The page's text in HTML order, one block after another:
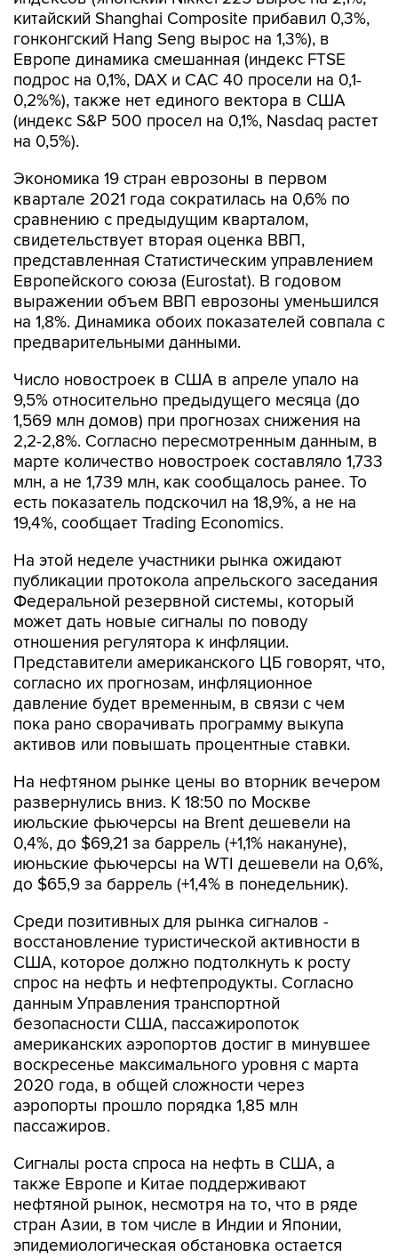
китайский Shanghai Composite прибавил 0,3%,
гонконгский Hang Seng вырос на 1,3%), в
Европе динамика смешанная (индекс FTSE
подрос на 0,1%, DAX и CAC 40 просели на 0,1-
0,2%%), также нет единого вектора в США
(индекс S&P 500 просел на 0,1%, Nasdaq растет
на 0,5%).
Экономика 19 стран еврозоны в первом
квартале 2021 года сократилась на 0,6% по
сравнению с предыдущим кварталом,
свидетельствует вторая оценка ВВП,
представленная Статистическим управлением
Европейского союза (Eurostat). В годовом
выражении объем ВВП еврозоны уменьшился
на 1,8%. Динамика обоих показателей совпала с
предварительными данными.
Число новостроек в США в апреле упало на
9,5% относительно предыдущего месяца (до
1,569 млн домов) при прогнозах снижения на
2,2-2,8%. Согласно пересмотренным данным, в
марте количество новостроек составляло 1,733
млн, а не 1,739 млн, как сообщалось ранее. То
есть показатель подскочил на 18,9%, а не на
19,4%, сообщает Trading Economics.
На этой неделе участники рынка ожидают
публикации протокола апрельского заседания
Федеральной резервной системы, который
может дать новые сигналы по поводу
отношения регулятора к инфляции.
Представители американского ЦБ говорят, что,
согласно их прогнозам, инфляционное
давление будет временным, в связи с чем
пока рано сворачивать программу выкупа
активов или повышать процентные ставки.
На нефтяном рынке цены во вторник вечером
развернулись вниз. К 18:50 по Москве
июльские фьючерсы на Brent дешевели на
0,4%, до $69,21 за баррель (+1,1% накануне),
июньские фьючерсы на WTI дешевели на 0,6%,
до $65,9 за баррель (+1,4% в понедельник).
Среди позитивных для рынка сигналов -
восстановление туристической активности в
США, которое должно подтолкнуть к росту
спрос на нефть и нефтепродукты. Согласно
данным Управления транспортной
безопасности США, пассажиропоток
американских аэропортов достиг в минувшее
воскресенье максимального уровня с марта
2020 года, в общей сложности через
аэропорты прошло порядка 1,85 млн
пассажиров.
Сигналы роста спроса на нефть в США, а
также Европе и Китае поддерживают
нефтяной рынок, несмотря на то, что в ряде
стран Азии, в том числе в Индии и Японии,
эпидемиологическая обстановка остается